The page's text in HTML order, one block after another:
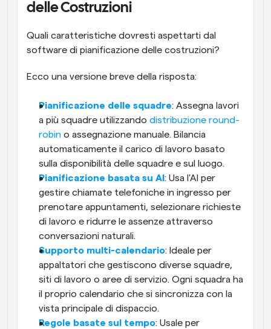
delle Costruzioni
Quali caratteristiche dovresti aspettarti dal
software di pianificazione delle costruzioni?
Ecco una versione breve della risposta:
Pianificazione delle squadre: Assegna lavori
a più squadre utilizzando distribuzione round-
robin o assegnazione manuale. Bilancia
automaticamente il carico di lavoro basato
sulla disponibilità delle squadre e sul luogo.
Pianificazione basata su AI : Usa l'AI per
gestire chiamate telefoniche in ingresso per
prenotare appuntamenti, selezionare richieste
di lavoro e ridurre le assenze attraverso
conversazioni naturali.
Supporto multi-calendario: Ideale per
appaltatori che gestiscono diverse squadre,
siti di lavoro o aree di servizio. Ogni squadra ha
il proprio calendario che si sincronizza con la
vista principale di dispaccio.
Regole basate sul tempo: Usale per